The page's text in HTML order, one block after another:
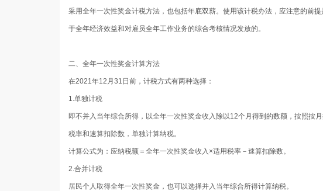
采用全年一次性奖金计税方法，也包括年底双薪。使用该计税办法，应注意的前
于全年经济效益和对雇员全年工作业务的综合考核情况发放的。
二、全年一次性奖金计算方法
在2021年12月31日前，计税方式有两种选择：
1.单独计税
即不并入当年综合所得，以全年一次性奖金收入除以12个月得到的数额，按照按
税率和速算扣除数，单独计算纳税。
计算公式为：应纳税额＝全年一次性奖金收入×适用税率－速算扣除数。
2.合并计税
居民个人取得全年一次性奖金，也可以选择并入当年综合所得计算纳税。